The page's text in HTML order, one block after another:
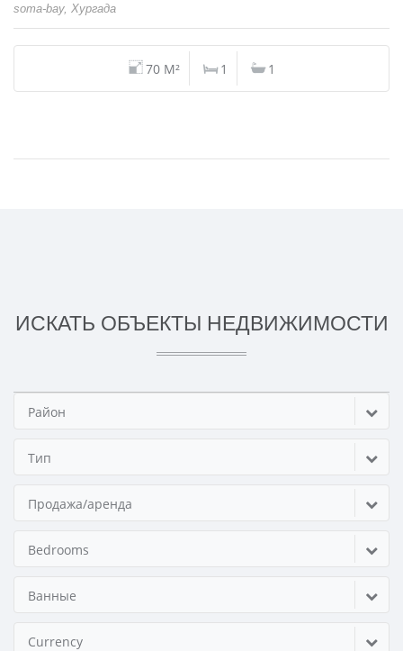
soma-bay, Хургада
70 M² 1 1
ИСКАТЬ ОБЪЕКТЫ НЕДВИЖИМОСТИ
Район
Тип
Продажа/аренда
Bedrooms
Ванные
Currency